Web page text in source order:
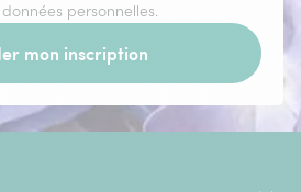
personnelles.
mon inscription